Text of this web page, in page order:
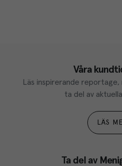
Våra
Läs inspirerande
ta del av
LÄS
Ta del av